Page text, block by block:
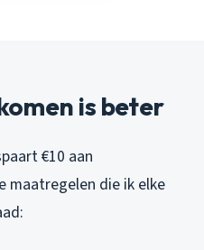
is beter
€10 aan
maatregelen die ik elke